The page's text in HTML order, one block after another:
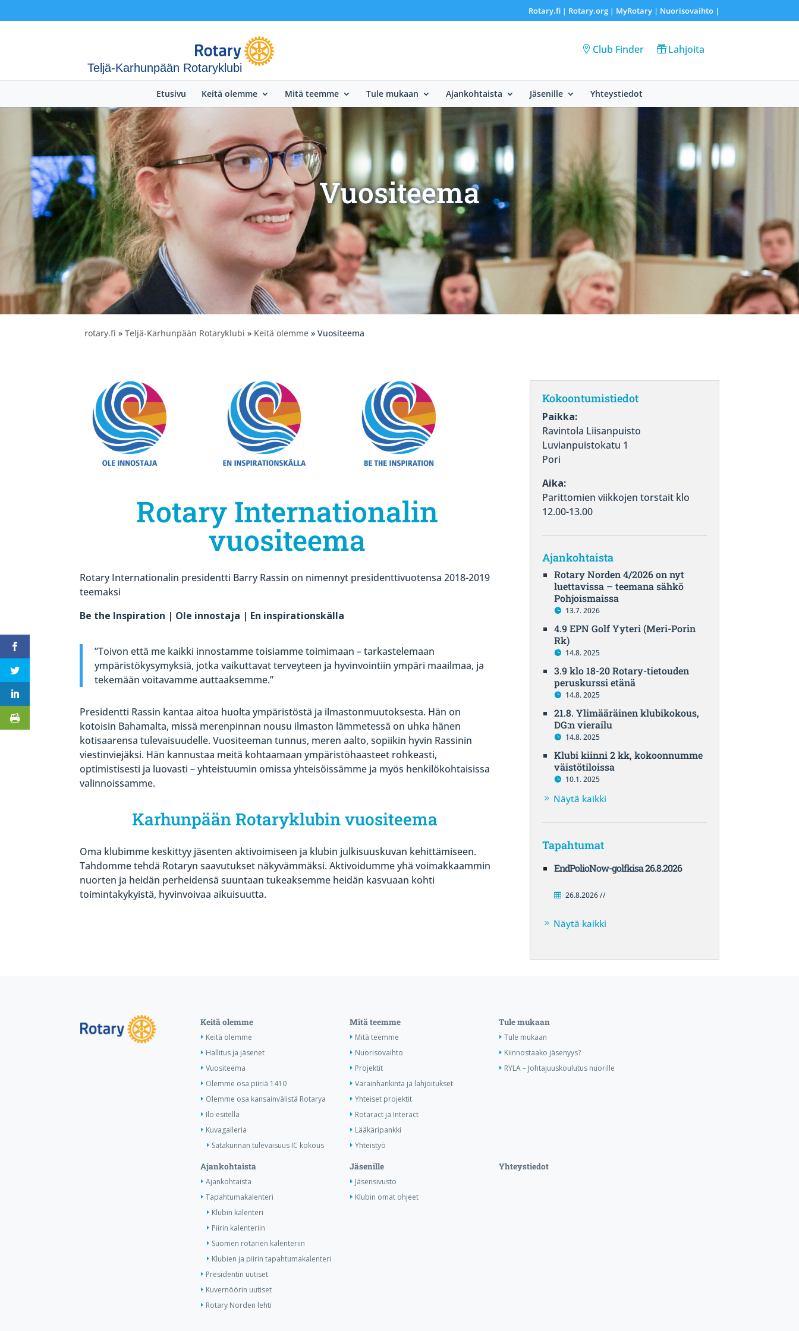
Rotary.fi| Rotary.org| MyRotary | Nuorisovaihto|
Teljä-Karhunpään Rotaryklubi
Club Finder Lahjoita
Etusivu Keitä olemme Mitä teemme Tule mukaan Ajankohtaista Jäsenille Yhteystiedot
Vuositeema
rotary.fi » Teljä-Karhunpään Rotaryklubi » Keitä olemme » Vuositeema
Rotary Internationalin
vuositeema
Rotary Internationalin presidentti Barry Rassin on nimennyt presidenttivuotensa 2018-2019
teemaksi
Be the Inspiration | Ole innostaja | En inspirationskälla
”Toivon että me kaikki innostamme toisiamme toimimaan – tarkastelemaan
ympäristökysymyksiä, jotka vaikuttavat terveyteen ja hyvinvointiin ympäri maailmaa, ja
tekemään voitavamme auttaaksemme.”
Presidentti Rassin kantaa aitoa huolta ympäristöstä ja ilmastonmuutoksesta. Hän on
kotoisin Bahamalta, missä merenpinnan nousu ilmaston lämmetessä on uhka hänen
kotisaarensa tulevaisuudelle. Vuositeeman tunnus, meren aalto, sopiikin hyvin Rassinin
viestinviejäksi. Hän kannustaa meitä kohtaamaan ympäristöhaasteet rohkeasti,
optimistisesti ja luovasti – yhteistuumin omissa yhteisöissämme ja myös henkilökohtaisissa
valinnoissamme.
Karhunpään Rotaryklubin vuositeema
Oma klubimme keskittyy jäsenten aktivoimiseen ja klubin julkisuuskuvan kehittämiseen.
Tahdomme tehdä Rotaryn saavutukset näkyvämmäksi. Aktivoidumme yhä voimakkaammin
nuorten ja heidän perheidensä suuntaan tukeaksemme heidän kasvuaan kohti
toimintakykyistä, hyvinvoivaa aikuisuutta.
Kokoontumistiedot
Paikka:
Ravintola Liisanpuisto
Luvianpuistokatu 1
Pori
Aika:
Parittomien viikkojen torstait klo
12.00-13.00
Ajankohtaista
Rotary Norden 4/2026 on nyt
luettavissa – teemana sähkö
Pohjoismaissa
13.7. 2026
4.9 EPN Golf Yyteri (Meri-Porin
Rk)
14.8. 2025
3.9 klo 18-20 Rotary-tietouden
peruskurssi etänä
14.8. 2025
21.8. Ylimääräinen klubikokous,
DG:n vierailu
14.8. 2025
Klubi kiinni 2 kk, kokoonnumme
väistötiloissa
10.1. 2025
Näytä kaikki
Tapahtumat
EndPolioNow-golfkisa 26.8.2026
26.8.2026 //
Näytä kaikki
Keitä olemme
Keitä olemme
Hallitus ja jäsenet
Vuositeema
Olemme osa piiriä 1410
Olemme osa kansainvälistä Rotarya
Ilo esitellä
Kuvagalleria
Satakunnan tulevaisuus IC kokous
Mitä teemme
Mitä teemme
Nuorisovaihto
Projektit
Varainhankinta ja lahjoitukset
Yhteiset projektit
Rotaract ja Interact
Lääkäripankki
Yhteistyö
Tule mukaan
Tule mukaan
Kiinnostaako jäsenyys?
RYLA – Johtajuuskoulutus nuorille
Ajankohtaista
Ajankohtaista
Tapahtumakalenteri
Klubin kalenteri
Piirin kalenteriin
Suomen rotarien kalenteriin
Klubien ja piirin tapahtumakalenteri
Presidentin uutiset
Kuvernöörin uutiset
Rotary Norden lehti
Jäsenille
Jäsensivusto
Klubin omat ohjeet
Yhteystiedot